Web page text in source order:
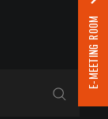
E-MEETING ROOM